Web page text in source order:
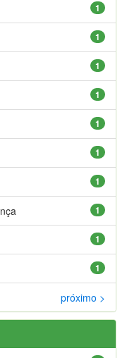
1
1
1
1
1
1
1
1
1
1
próximo >